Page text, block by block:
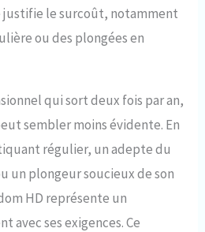
le surcoût, notamment
ou des plongées en
qui sort deux fois par an,
sembler moins évidente. En
régulier, un adepte du
un plongeur soucieux de son
HD représente un
avec ses exigences. Ce